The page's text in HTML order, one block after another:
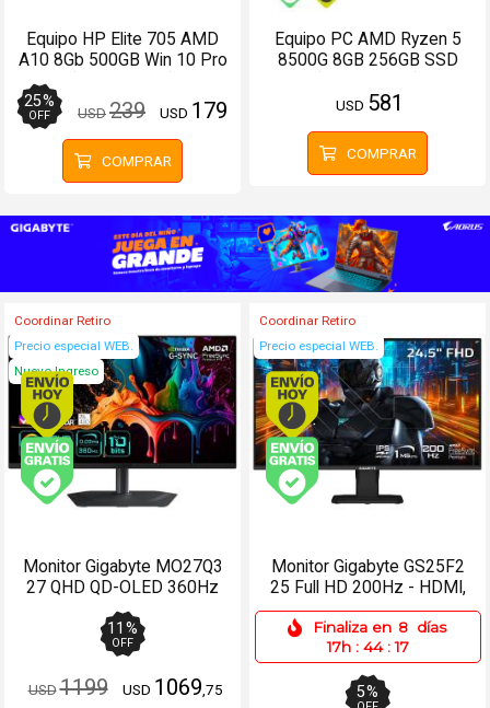
Equipo HP Elite 705 AMD
A10 8Gb 500GB Win 10 Pro
25%
OFF USD239 USD 179
COMPRAR
Equipo PC AMD Ryzen 5
8500G 8GB 256GB SSD
USD 581
COMPRAR
Coordinar Retiro
Precio especial WEB.
Nuevo Ingreso
Envío hoy. Comprando antes de 13Hs.
Envío gratis (Ver Envíos y Pagos)
Monitor Gigabyte MO27Q3
27 QHD QD-OLED 360Hz
0.03ms
11 %
OFF
USD1199 USD 1069 ,75
Coordinar Retiro
Precio especial WEB.
Envío hoy.
Envío gratis (Ver
Monitor Gigabyte GS25F2
25 Full HD 200Hz - HDMI,
2xDP
Finaliza en 8 días
17h : 44 : 17
5%